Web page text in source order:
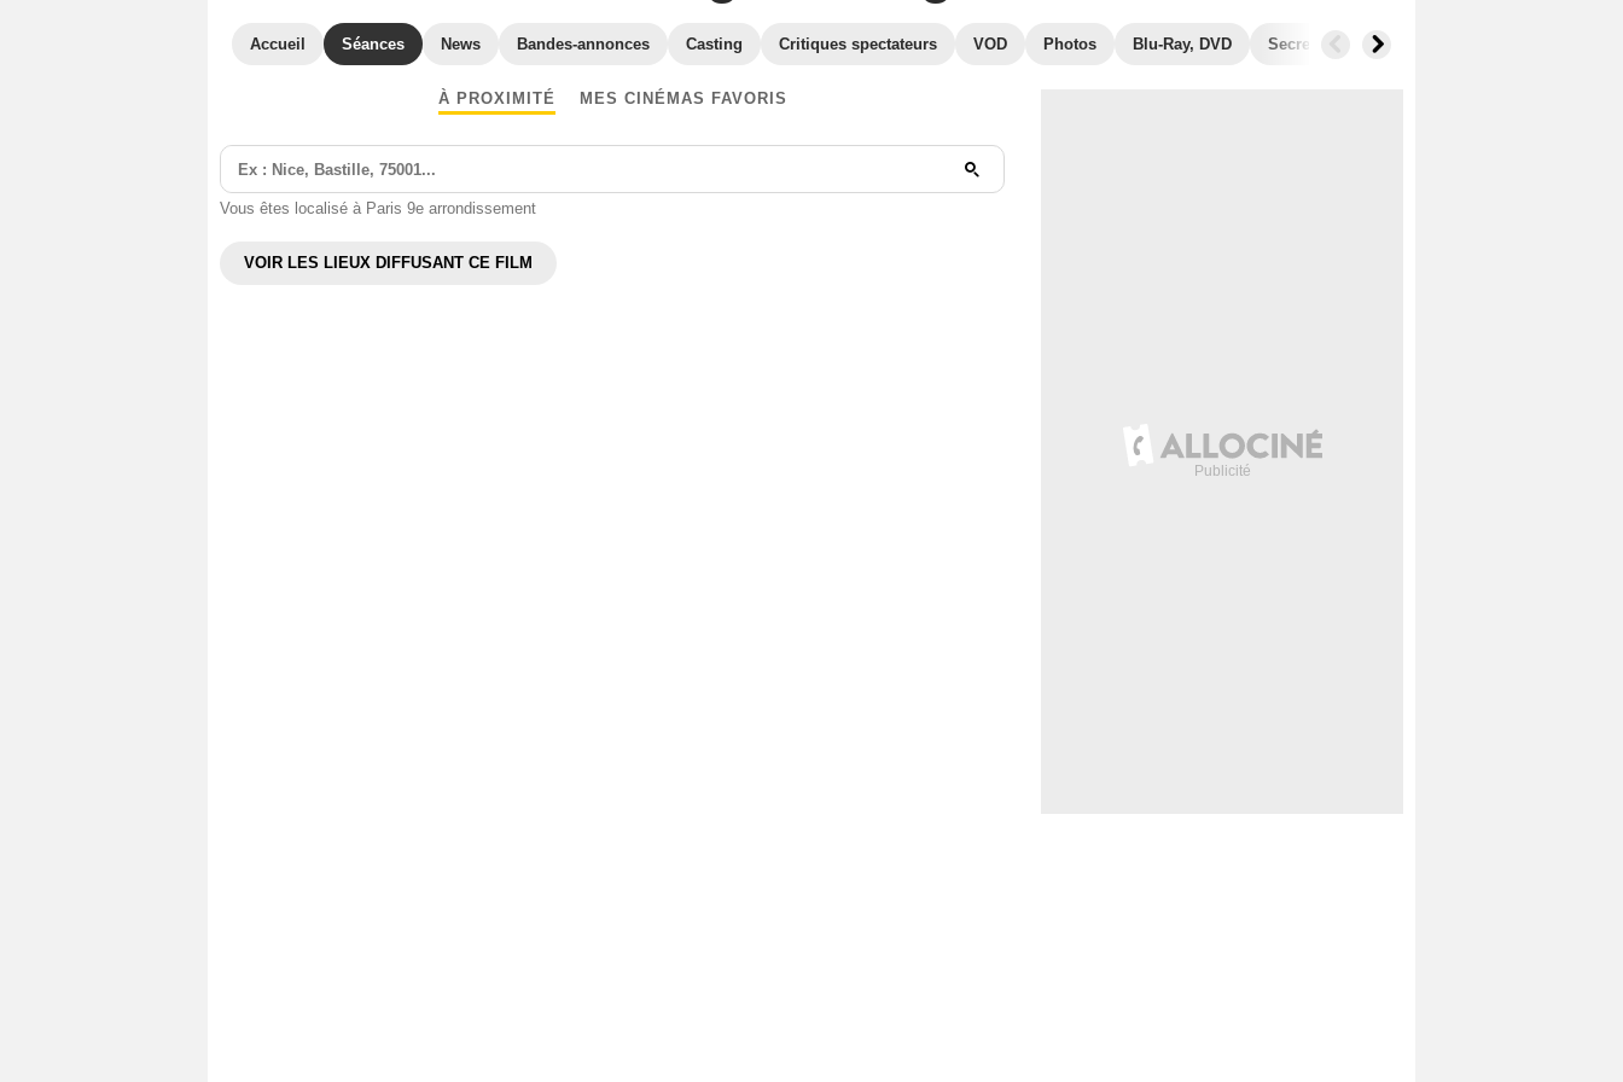
Accueil Séances News Bandes-annonces Casting Critiques spectateurs VOD Photos Blu-Ray, DVD Secrets de tournage
À PROXIMITÉ MES CINÉMAS FAVORIS
Vous êtes localisé à Paris 9e arrondissement
VOIR LES LIEUX DIFFUSANT CE FILM